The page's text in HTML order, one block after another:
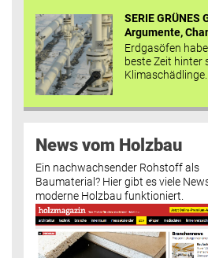
SERIE GRÜNES
Argumente,
Erdgasöfen
beste Zeit hinter
Klimaschädlinge...
News vom Holzbau
Ein nachwachsender Rohstoff als
Baumaterial? Hier gibt es viele
moderne Holzbau funktioniert.